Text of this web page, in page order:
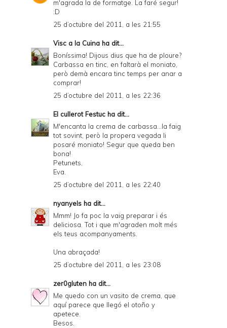
m'agrada la de formatge. La faré segur!
:D
25 d’octubre del 2011, a les 21:55
Visc a la Cuina ha dit...
Boníssima! Dijous dius que ha de ploure?
Carbassa en tinc, en faltarà el moniato,
però demà encara tinc temps per anar a
comprar!
25 d’octubre del 2011, a les 22:36
El cullerot Festuc ha dit...
M'encanta la crema de carbassa...la faig
tot sovint, però la propera vegada li
posaré moniato! Segur que queda ben
bona!
Petunets,
Eva.
25 d’octubre del 2011, a les 22:40
nyanyels ha dit...
Mmm! Jo fa poc la vaig preparar i és
deliciosa. Tot i que m'agraden molt més
els teus acompanyaments.
Una abraçada!
25 d’octubre del 2011, a les 23:08
zer0gluten ha dit...
Me quedo con un vasito de crema, que
aquí parece que llegó el otoño y
apetece.
Besos.